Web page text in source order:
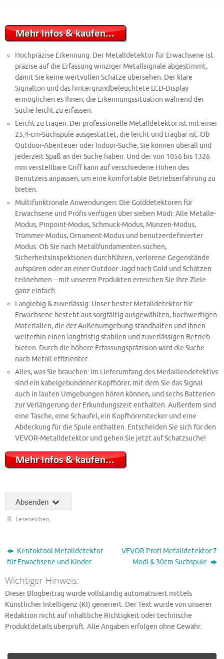
Hochpräzise Erkennung: Der Metalldetektor für Erwachsene ist
präzise auf die Erfassung winziger Metallsignale abgestimmt,
damit Sie keine wertvollen Schätze übersehen. Der klare
Signalton und das hintergrundbeleuchtete LCD-Display
ermöglichen es Ihnen, die Erkennungssituation während der
Suche leicht zu erfassen.
Leicht zu tragen: Der professionelle Metalldetektor ist mit einer
25,4-cm-Suchspule ausgestattet, die leicht und tragbar ist. Ob
Outdoor-Abenteuer oder Indoor-Suche, Sie können überall und
jederzeit Spaß an der Suche haben. Und der von 1056 bis 1326
mm verstellbare Griff kann auf verschiedene Höhen des
Benutzers anpassen, um eine komfortable Betriebserfahrung zu
bieten.
Multifunktionale Anwendungen: Die Golddetektoren für
Erwachsene und Profis verfügen über sieben Modi: Alle Metalle-
Modus, Pinpoint-Modus, Schmuck-Modus, Münzen-Modus,
Trümmer-Modus, Ornament-Modus und benutzerdefinierter
Modus. Ob Sie nach Metallfundamenten suchen,
Sicherheitsinspektionen durchführen, verlorene Gegenstände
aufspüren oder an einer Outdoor-Jagd nach Gold und Schätzen
teilnehmen – mit unseren Produkten erreichen Sie Ihre Ziele
ganz einfach.
Langlebig & zuverlässig: Unser bester Metalldetektor für
Erwachsene besteht aus sorgfältig ausgewählten, hochwertigen
Materialien, die der Außenumgebung standhalten und Ihnen
weiterhin einen langfristig stabilen und zuverlässigen Betrieb
bieten. Durch die höhere Erfassungspräzision wird die Suche
nach Metall effizienter.
Alles, was Sie brauchen: Im Lieferumfang des Medaillendetektivs
sind ein kabelgebundener Kopfhörer, mit dem Sie das Signal
auch in lauten Umgebungen hören können, und sechs Batterien
zur Verlängerung der Erkundungszeit enthalten. Außerdem sind
eine Tasche, eine Schaufel, ein Kopfhörerstecker und eine
Abdeckung für die Spule enthalten. Entscheiden Sie sich für den
VEVOR-Metalldetektor und gehen Sie jetzt auf Schatzsuche!
Absenden
Lesezeichen.
Kentoktool Metalldetektor
für Erwachsene und Kinder
VEVOR Profi Metalldetektor 7
Modi & 30cm Suchspule
Wichtiger Hinweis:
Dieser Blogbeitrag wurde vollständig automatisiert mittels
Künstlicher Intelligenz (KI) generiert. Der Text wurde von unserer
Redaktion nicht auf inhaltliche Richtigkeit oder technische
Produktdetails überprüft. Alle Angaben erfolgen ohne Gewähr.